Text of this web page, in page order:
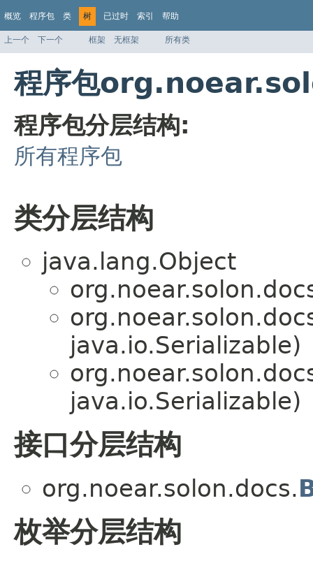
概览 程序包 类 树 已过时 索引 帮助
上一个 下一个 框架 无框架 所有类
程序包
程序包分层结构:
所有程序包
类分层结构
java.lang.Object
java.io.Serializable)
java.io.Serializable)
接口分层结构
org.noear.solon.docs.
枚举分层结构